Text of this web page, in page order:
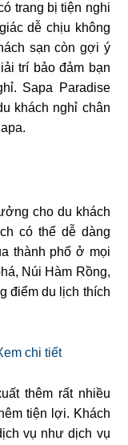
trang bị tiện nghi
dễ chịu không
sạn còn gợi ý
trí bảo đảm bạn
Sapa Paradise
khách nghỉ chân
cho du khách
có thể dễ dàng
thành phố ở mọi
Núi Hàm Rồng,
điểm du lịch thích
chi tiết
thêm rất nhiều
tiện lợi. Khách
vụ như dịch vụ